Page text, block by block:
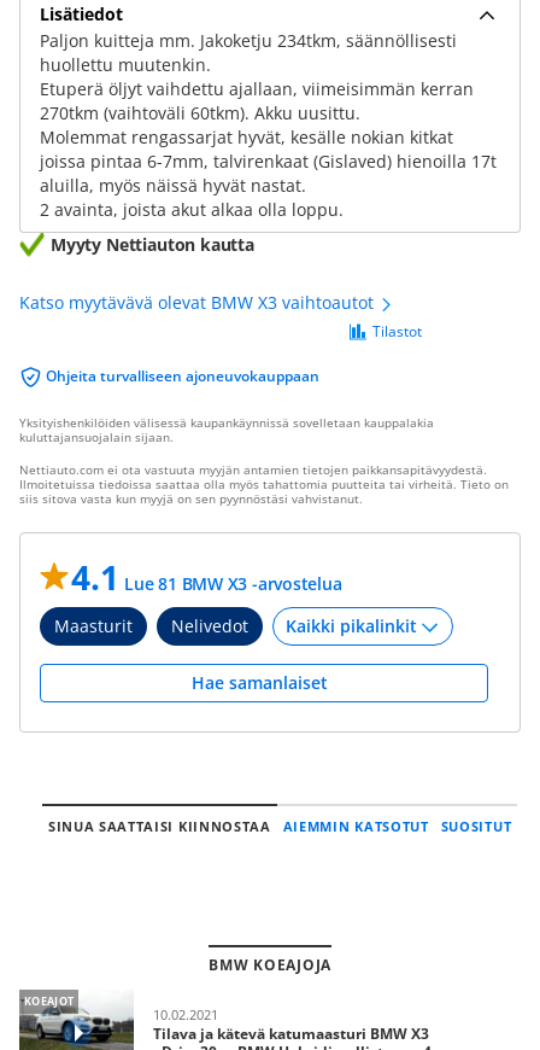
Lisätiedot
Paljon kuitteja mm. Jakoketju 234tkm, säännöllisesti
huollettu muutenkin.
Etuperä öljyt vaihdettu ajallaan, viimeisimmän kerran
270tkm (vaihtoväli 60tkm). Akku uusittu.
Molemmat rengassarjat hyvät, kesälle nokian kitkat
joissa pintaa 6-7mm, talvirenkaat (Gislaved) hienoilla 17t
aluilla, myös näissä hyvät nastat.
2 avainta, joista akut alkaa olla loppu.
Myyty Nettiauton kautta
Katso myytävävä olevat BMW X3 vaihtoautot
Ohjeita turvalliseen ajoneuvokauppaan
Tilastot
Yksityishenkilöiden välisessä kaupankäynnissä sovelletaan kauppalakia
kuluttajansuojalain sijaan.
Nettiauto.com ei ota vastuuta myyjän antamien tietojen paikkansapitävyydestä.
Ilmoitetuissa tiedoissa saattaa olla myös tahattomia puutteita tai virheitä. Tieto on
siis sitova vasta kun myyjä on sen pyynnöstäsi vahvistanut.
4.1 Lue 81 BMW X3 -arvostelua
Maasturit
Nelivedot
Hae samanlaiset
SINUA SAATTAISI KIINNOSTAA AIEMMIN KATSOTUT SUOSITUT
BMW KOEAJOJA
KOEAJOT
10.02.2021
Tilava ja kätevä katumaasturi BMW X3